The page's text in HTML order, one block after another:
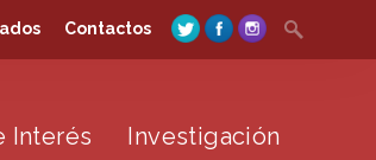
Contactos
Search
for:
Interés Investigación